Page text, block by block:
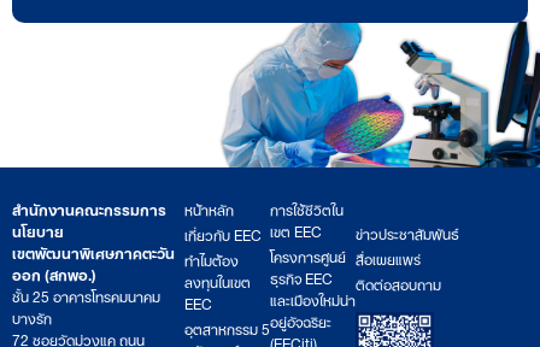
สำนักงานคณะกรรมการ
นโยบาย
เขตพัฒนาพิเศษภาคตะวัน
ออก (สกพอ.)
ชั้น 25 อาคารโทรคมนาคม
บางรัก
72 ซอยวัดม่วงแค ถนน
หน้าหลัก
เกี่ยวกับ EEC
ทำไมต้อง
ลงทุนในเขต
EEC
อุตสาหกรรม 5
การใช้ชีวิตใน
เขต EEC
โครงการศูนย์
ธุรกิจ EEC
และเมืองใหม่น่า
อยู่อัจฉริยะ
ข่าวประชาสัมพันธ์
สื่อเผยแพร่
ติดต่อสอบถาม